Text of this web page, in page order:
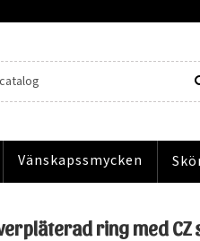
Vänskapssmycken
ring med